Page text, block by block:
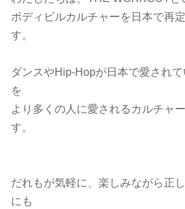
ボディビルカルチャーを日本で再
す。
ダンスやHip-Hopが日本で愛され
を
より多くの人に愛されるカルチャ
す。
だれもが気軽に、楽しみながら正
にも